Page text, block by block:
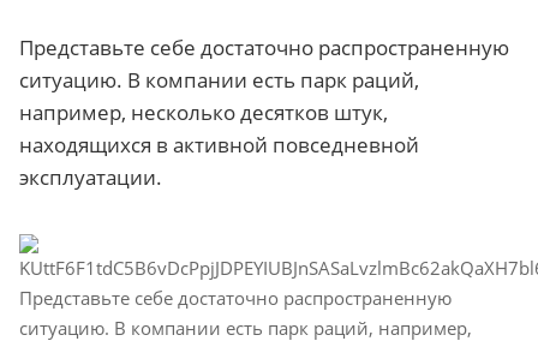
Представьте себе достаточно распространенную
ситуацию. В компании есть парк раций,
например, несколько десятков штук,
находящихся в активной повседневной
эксплуатации.
Представьте себе достаточно распространенную
ситуацию. В компании есть парк раций, например,